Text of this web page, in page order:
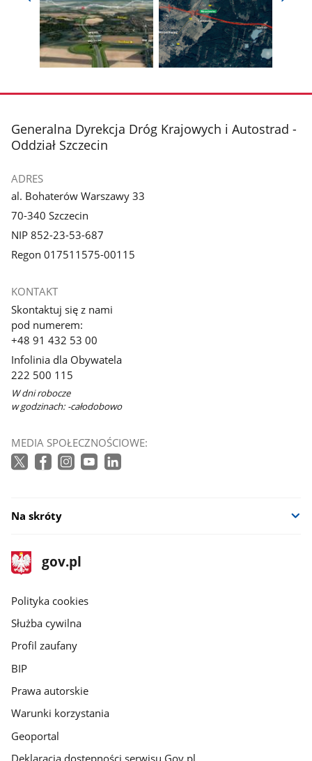
Pokaż
poprzednie
zdjęcia
zdjęcie
1
z
galerii.
zdjęcie
2
z
galerii.
zdjęcie
galerii.
zdjęcie
galerii.
stopka
Generalna Dyrekcja Dróg Krajowych i Autostrad -
Oddział Szczecin
ADRES
al. Bohaterów Warszawy 33
70-340 Szczecin
NIP 852-23-53-687
Regon 017511575-00115
KONTAKT
Skontaktuj się z nami
pod numerem:
+48 91 432 53 00
Infolinia dla Obywatela
222 500 115
W dni robocze
w godzinach: -całodobowo
MEDIA SPOŁECZNOŚCIOWE:
Na skróty
stopka
gov.pl
Strona
gov.pl
gov.pl
Polityka cookies
Służba cywilna
Profil zaufany
BIP
Prawa autorskie
Warunki korzystania
Geoportal
Deklaracja dostępności serwisu Gov.pl